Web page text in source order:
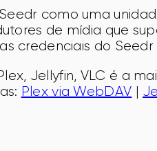
como uma
de mídia que
credenciais do
Jellyfin, VLC é a
Plex via WebDAV |